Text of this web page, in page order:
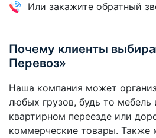
Или закажите обратный
Почему клиенты
Перевоз»
Наша компания может
любых грузов, будь то
квартирном переезде или
коммерческие товары. Также